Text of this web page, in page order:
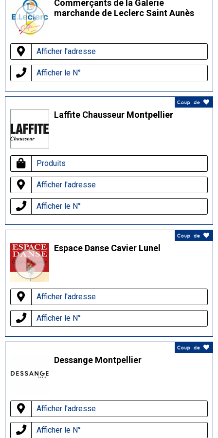
Commerçants de la Galerie
marchande de Leclerc Saint Aunès
Afficher l'adresse
Afficher le N°
Coup de
Laffite Chausseur Montpellier
Produits
Afficher l'adresse
Afficher le N°
Coup de
Espace Danse Cavier Lunel
Afficher l'adresse
Afficher le N°
Coup de
Dessange Montpellier
Afficher l'adresse
Afficher le N°